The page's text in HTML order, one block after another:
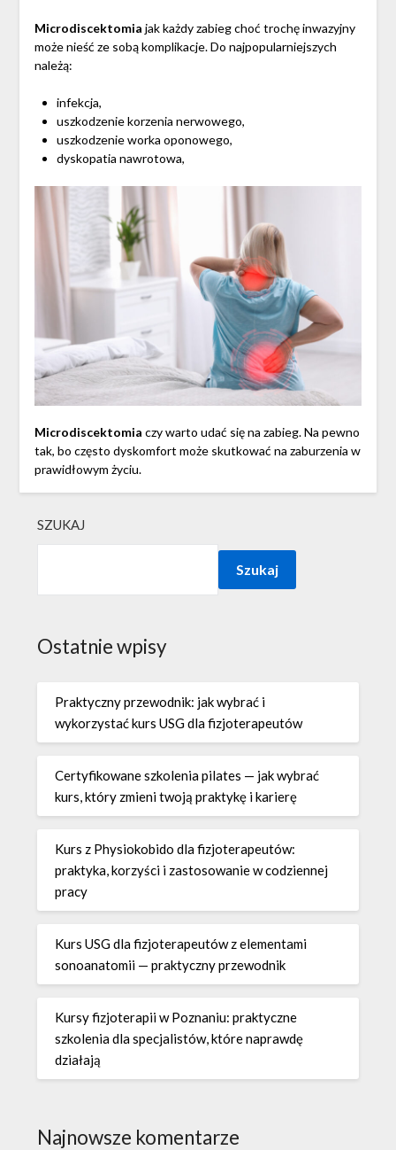
Microdiscektomia jak każdy zabieg choć trochę inwazyjny
może nieść ze sobą komplikacje. Do najpopularniejszych
należą:
infekcja,
uszkodzenie korzenia nerwowego,
uszkodzenie worka oponowego,
dyskopatia nawrotowa,
Microdiscektomia czy warto udać się na zabieg. Na pewno
tak, bo często dyskomfort może skutkować na zaburzenia w
prawidłowym życiu.
SZUKAJ
Szukaj
Ostatnie wpisy
Praktyczny przewodnik: jak wybrać i
wykorzystać kurs USG dla fizjoterapeutów
Certyfikowane szkolenia pilates — jak wybrać
kurs, który zmieni twoją praktykę i karierę
Kurs z Physiokobido dla fizjoterapeutów:
praktyka, korzyści i zastosowanie w codziennej
pracy
Kurs USG dla fizjoterapeutów z elementami
sonoanatomii — praktyczny przewodnik
Kursy fizjoterapii w Poznaniu: praktyczne
szkolenia dla specjalistów, które naprawdę
działają
Najnowsze komentarze